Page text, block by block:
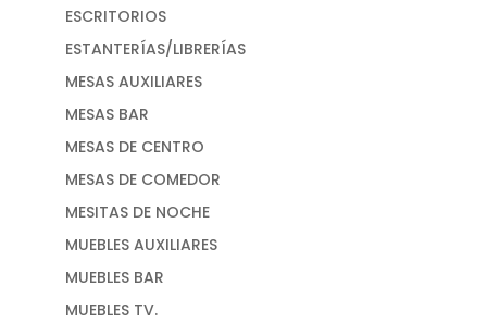
ESCRITORIOS
ESTANTERÍAS/LIBRERÍAS
MESAS AUXILIARES
MESAS BAR
MESAS DE CENTRO
MESAS DE COMEDOR
MESITAS DE NOCHE
MUEBLES AUXILIARES
MUEBLES BAR
MUEBLES TV.